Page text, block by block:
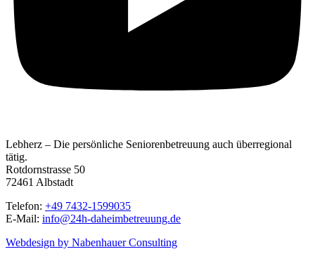
Lebherz – Die persönliche Seniorenbetreuung auch überregional
tätig.
Rotdornstrasse 50
72461 Albstadt
Telefon: +49 7432-1599035
E-Mail: info@24h-daheimbetreuung.de
Webdesign by Nabenhauer Consulting